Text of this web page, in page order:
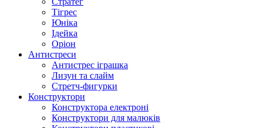
Тігрес
Юніка
Ідейка
Оріон
Антистреси
Антистрес іграшка
Лизун та слайм
Стретч-фигурки
Конструктори
Конструктора електроні
Конструктори для малюків